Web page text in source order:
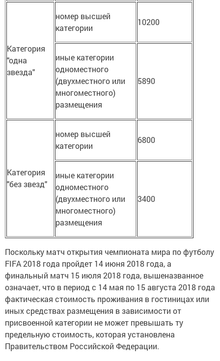
Категория
"одна
звезда"
номер высшей
категории
10200
иные категории
одноместного
(двухместного или
многоместного)
размещения
5890
Категория
"без звезд"
номер высшей
категории
6800
иные категории
одноместного
(двухместного или
многоместного)
размещения
3400
Поскольку матч открытия чемпионата мира по футболу
FIFA 2018 года пройдет 14 июня 2018 года, а
финальный матч 15 июля 2018 года, вышеназванное
означает, что в период с 14 мая по 15 августа 2018 года
фактическая стоимость проживания в гостиницах или
иных средствах размещения в зависимости от
присвоенной категории не может превышать ту
предельную стоимость, которая установлена
Правительством Российской Федерации.